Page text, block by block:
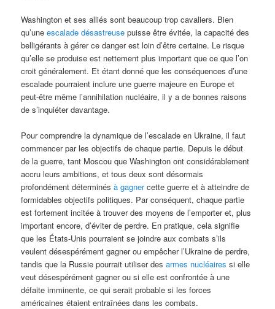
Washington et ses alliés sont beaucoup trop cavaliers. Bien
qu’uneescalade désastreuse puisse être évitée, la capacité des
belligérants à gérer ce danger est loin d’être certaine. Le risque
qu’elle se produise est nettement plus important que ce que l’on
croit généralement. Et étant donné que les conséquences d’une
escalade pourraient inclure une guerre majeure en Europe et
peut-être même l’annihilation nucléaire, il y a de bonnes raisons
de s’inquiéter davantage.
Pour comprendre la dynamique de l’escalade en Ukraine, il faut
commencer par les objectifs de chaque partie. Depuis le début
de la guerre, tant Moscou que Washington ont considérablement
accru leurs ambitions, et tous deux sont désormais
profondément déterminésà gagnercette guerre et à atteindre de
formidables objectifs politiques. Par conséquent, chaque partie
est fortement incitée à trouver des moyens de l’emporter et, plus
important encore, d’éviter de perdre. En pratique, cela signifie
que les États-Unis pourraient se joindre aux combats s’ils
veulent désespérément gagner ou empêcher l’Ukraine de perdre,
tandis que la Russie pourrait utiliser desarmes nucléaires si elle
veut désespérément gagner ou si elle est confrontée à une
défaite imminente, ce qui serait probable si les forces
américaines étaient entraînées dans les combats.